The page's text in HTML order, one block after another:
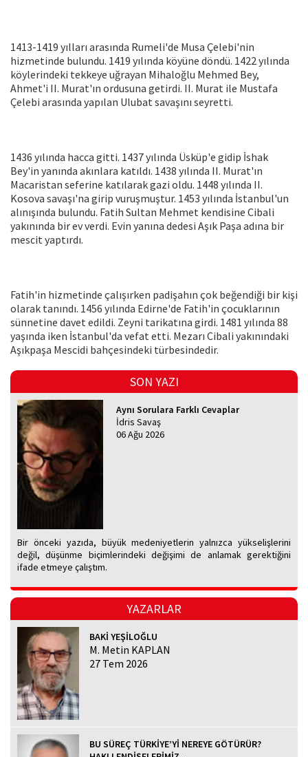
1413-1419 yılları arasında Rumeli'de Musa Çelebi'nin
hizmetinde bulundu. 1419 yılında köyüne döndü. 1422 yılında
köylerindeki tekkeye uğrayan Mihaloğlu Mehmed Bey,
Ahmet'i II. Murat'ın ordusuna getirdi. II. Murat ile Mustafa
Çelebi arasında yapılan Ulubat savaşını seyretti.
1436 yılında hacca gitti. 1437 yılında Üsküp'e gidip İshak
Bey'in yanında akınlara katıldı. 1438 yılında II. Murat'ın
Macaristan seferine katılarak gazi oldu. 1448 yılında II.
Kosova savaşı'na girip vuruşmuştur. 1453 yılında İstanbul'un
alınışında bulundu. Fatih Sultan Mehmet kendisine Cibali
yakınında bir ev verdi. Evin yanına dedesi Aşık Paşa adına bir
mescit yaptırdı.
Fatih'in hizmetinde çalışırken padişahın çok beğendiği bir kişi
olarak tanındı. 1456 yılında Edirne'de Fatih'in çocuklarının
sünnetine davet edildi. Zeyni tarikatına girdi. 1481 yılında 88
yaşında iken İstanbul'da vefat etti. Mezarı Cibali yakınındaki
Aşıkpaşa Mescidi bahçesindeki türbesindedir.
SON YAZI
Aynı Sorulara Farklı Cevaplar
İdris Savaş
06 Ağu 2026
Bir önceki yazıda, büyük medeniyetlerin yalnızca yükselişlerini
değil, düşünme biçimlerindeki değişimi de anlamak gerektiğini
ifade etmeye çalıştım.
YAZARLAR
BAKİ YEŞİLOĞLU
M. Metin KAPLAN
27 Tem 2026
BU SÜREÇ TÜRKİYE’Yİ NEREYE GÖTÜRÜR?